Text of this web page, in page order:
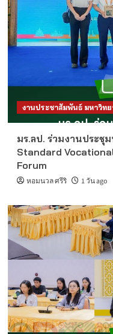
งานประชาสัมพันธ์ มหาวิท
มร.ลป. ร่วมงานประชุ
Standard
Forum
หอมนวล ศรีริ 1 วัน ago